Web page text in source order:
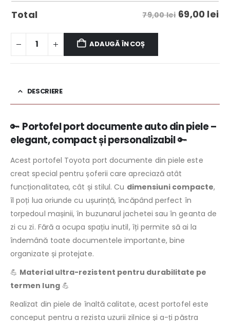
Total 79,00 lei 69,00 lei
ADAUGĂ ÎN COȘ
DESCRIERE
🔑 Portofel port documente auto din piele –
elegant, compact și personalizabil🔑
Acest portofel Toyota port documente din piele este
creat special pentru șoferii care apreciază atât
funcționalitatea, cât și stilul. Cu dimensiuni compacte,
îl poți lua oriunde cu ușurință, încăpând perfect în
torpedoul mașinii, în buzunarul jachetei sau în geanta de
zi cu zi. Fără a ocupa spațiu inutil, îți permite să ai la
îndemână toate documentele importante, bine
organizate și protejate.
💪 Material ultra-rezistent pentru durabilitate pe
termen lung💪
Realizat din piele de înaltă calitate, acest portofel este
conceput pentru a rezista uzurii zilnice și a-ți păstra